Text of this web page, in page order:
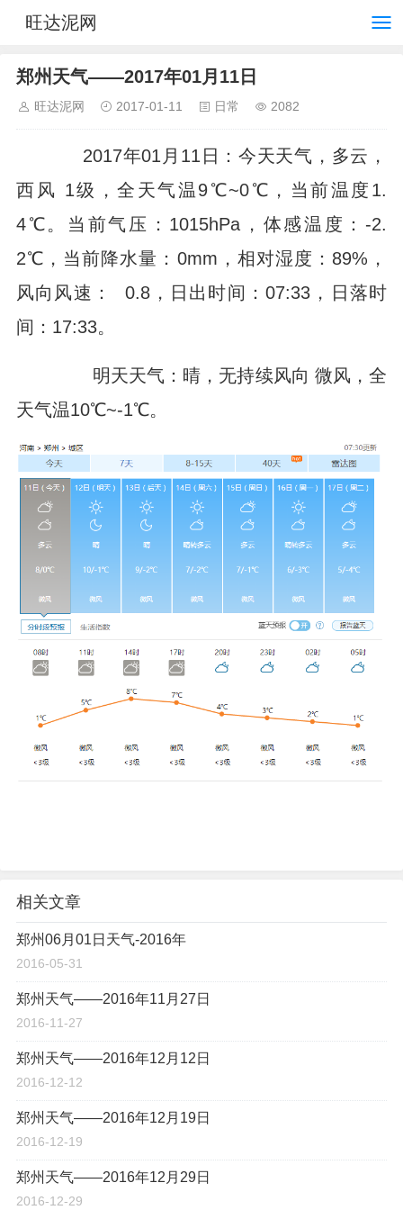
旺达泥网
郑州天气——2017年01月11日
旺达泥网 2017-01-11 日常 2082
2017年01月11日：今天天气，多云，
西风 1级，全天气温9℃~0℃，当前温度1.
4℃。当前气压：1015hPa，体感温度：-2.
2℃，当前降水量：0mm，相对湿度：89%，
风向风速： 0.8，日出时间：07:33，日落时
间：17:33。
明天天气：晴，无持续风向 微风，全
天气温10℃~-1℃。
相关文章
郑州06月01日天气-2016年
2016-05-31
郑州天气——2016年11月27日
2016-11-27
郑州天气——2016年12月12日
2016-12-12
郑州天气——2016年12月19日
2016-12-19
郑州天气——2016年12月29日
2016-12-29